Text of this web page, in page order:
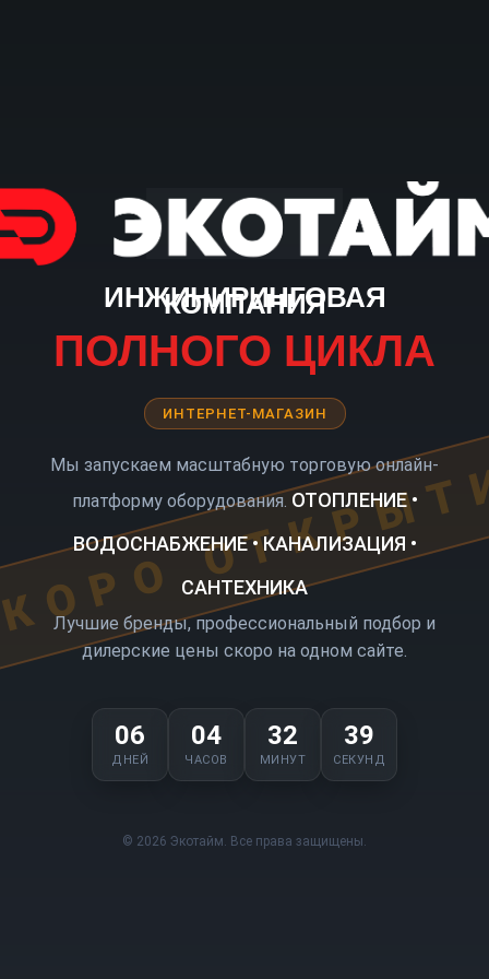
ИНЖИНИРИНГОВАЯ
КОМПАНИЯ
ПОЛНОГО ЦИКЛА
ИНТЕРНЕТ-МАГАЗИН
Мы запускаем масштабную торговую онлайн-
платформу оборудования. ОТОПЛЕНИЕ •
ВОДОСНАБЖЕНИЕ • КАНАЛИЗАЦИЯ •
САНТЕХНИКА
Лучшие бренды, профессиональный подбор и
дилерские цены скоро на одном сайте.
06
ДНЕЙ
04
ЧАСОВ
32
МИНУТ
39
СЕКУНД
© 2026 Экотайм. Все права защищены.